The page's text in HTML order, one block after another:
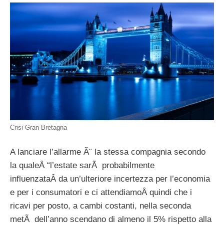
Crisi Gran Bretagna
A lanciare l’allarme Ã¨ la stessa compagnia secondo
la qualeÂ “l’estate sarÃ probabilmente
influenzataÂ da un’ulteriore incertezza per l’economia
e per i consumatori e ci attendiamoÂ quindi che i
ricavi per posto, a cambi costanti, nella seconda
metÃ dell’anno scendano di almeno il 5% rispetto alla